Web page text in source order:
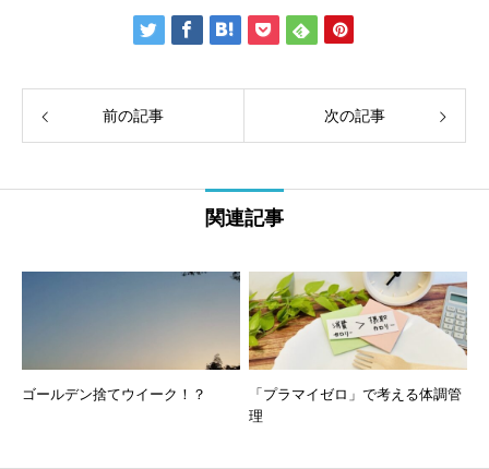
前の記事 次の記事
関連記事
ゴールデン捨てウイーク！？
「プラマイゼロ」で考える体調管
理